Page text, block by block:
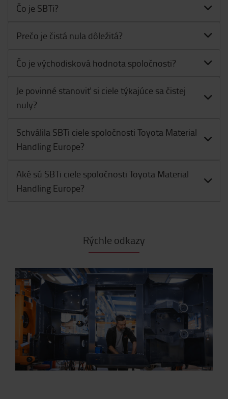
Čo je SBTi?
Prečo je čistá nula dôležitá?
Čo je východisková hodnota spoločnosti?
Je povinné stanoviť si ciele týkajúce sa čistej
nuly?
Schválila SBTi ciele spoločnosti Toyota Material
Handling Europe?
Aké sú SBTi ciele spoločnosti Toyota Material
Handling Europe?
Rýchle odkazy